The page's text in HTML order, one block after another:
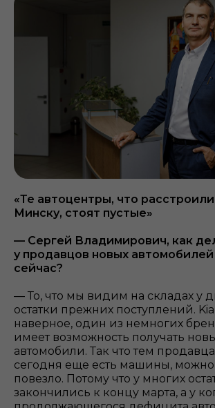
«Те автоцентры, что
Минску, стоят пустые»
— Сергей Владимирович, как
у продавцов новых
сейчас?
— То, что мы видим на складах у
остатки прежних поступлений.
наверное, один из немногих
имеет возможность получать
автомобили. Так что тем
сегодня еще есть машины, можно
повезло. Потому что у многих
закончились к концу марта, а у